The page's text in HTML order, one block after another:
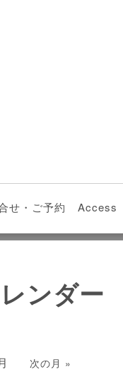
せ・ご予約 Access
ンダー
次の月 »